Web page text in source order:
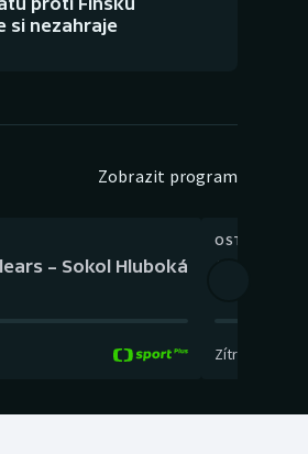
si nezahraje
Zobrazit program
– Sokol Hluboká
OSTATNÍ
Zítra